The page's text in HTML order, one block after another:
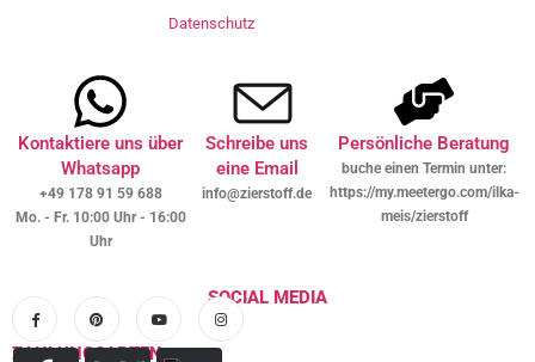
Datenschutz
Kontaktiere uns über
Whatsapp
+49 178 91 59 688
Mo. - Fr. 10:00 Uhr - 16:00
Uhr
Schreibe uns
eine Email
info@zierstoff.de
Persönliche Beratung
buche einen Termin unter:
https://my.meetergo.com/ilka-
meis/zierstoff
SOCIAL MEDIA
ZAHLUNGSARTEN